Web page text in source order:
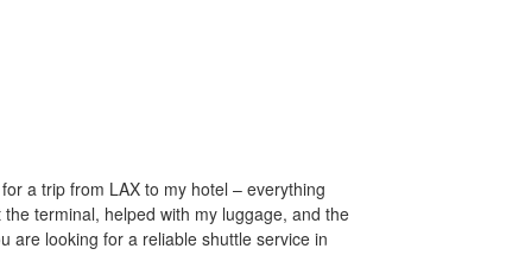
a trip from LAX to my hotel – everything
terminal, helped with my luggage, and the
are looking for a reliable shuttle service in